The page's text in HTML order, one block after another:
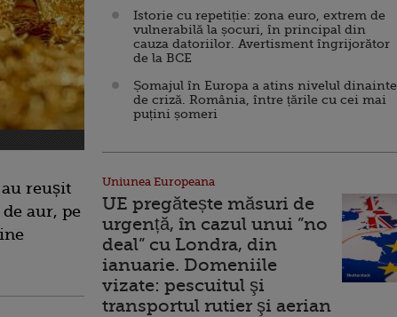
reușit
aur, pe
Istorie cu repetiție: zona euro, extrem de
vulnerabilă la șocuri, în principal din
cauza datoriilor. Avertisment îngrijorător
de la BCE
Șomajul în Europa a atins nivelul dinainte
de criză. România, între țările cu cei mai
puțini șomeri
Uniunea Europeana
UE pregătește măsuri de
urgență, în cazul unui ”no
deal” cu Londra, din
ianuarie. Domeniile
vizate: pescuitul şi
transportul rutier şi aerian